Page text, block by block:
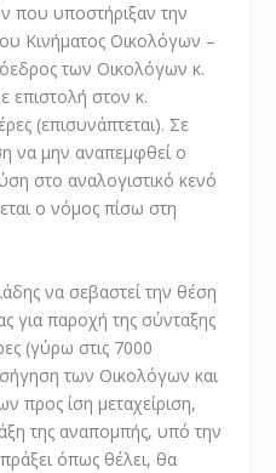
που υποστήριξαν την
Κινήματος Οικολόγων –
των Οικολόγων κ.
επιστολή στον κ.
(επισυνάπτεται). Σε
να μην αναπεμφθεί ο
στο αναλογιστικό κενό
ο νόμος πίσω στη
να σεβαστεί την θέση
για παροχή της σύνταξης
(γύρω στις 7000
των Οικολόγων και
προς ίση μεταχείριση,
της αναπομπής, υπό την
όπως θέλει, θα